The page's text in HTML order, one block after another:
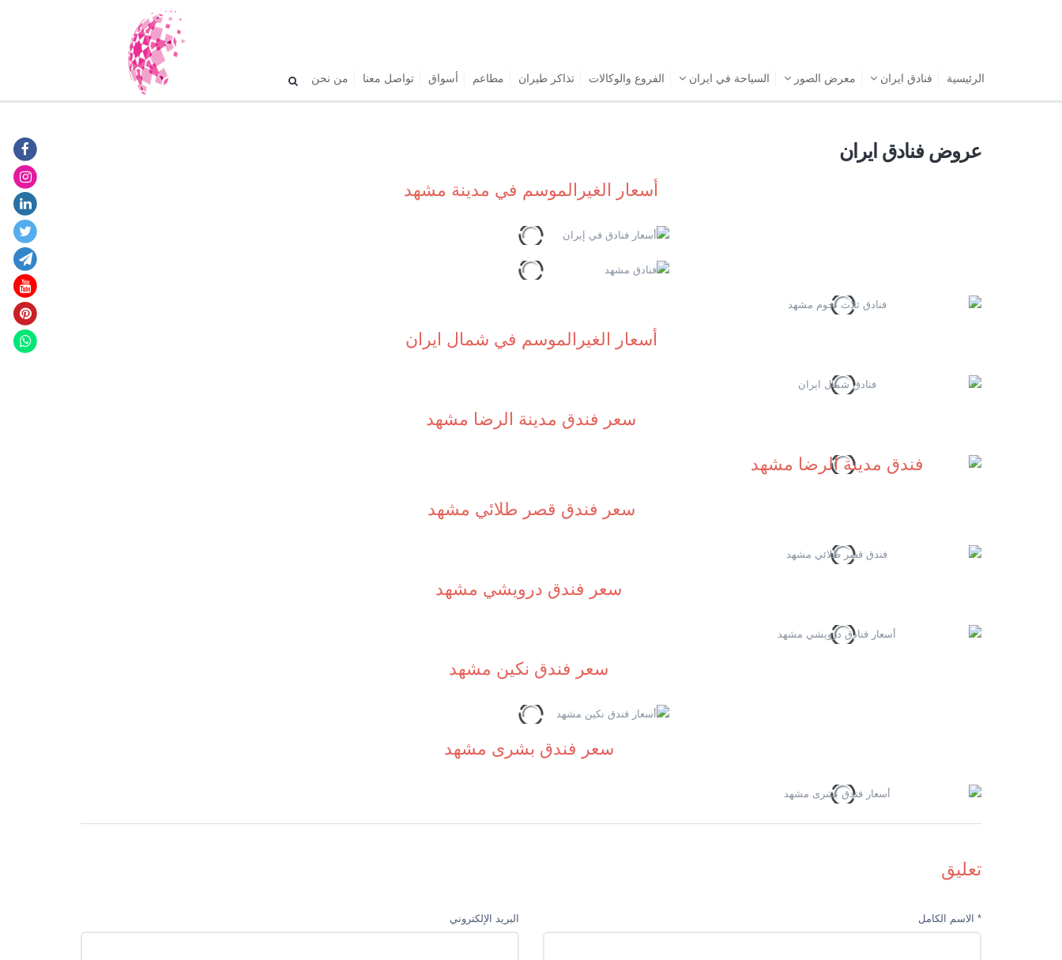
الرئیسیة فنادق ايران معرض الصور السياحة في ايران الفروع والوكالات تذاكر طيران مطاعم أسواق تواصل معنا من نحن
عروض فنادق ايران
أسعار الغيرالموسم في مدينة مشهد
أسعار الغيرالموسم في شمال ايران
سعر فندق مدينة الرضا مشهد
سعر فندق قصر طلائي مشهد
سعر فندق درويشي مشهد
سعر فندق نكين مشهد
سعر فندق بشرى مشهد
تعليق
* الاسم الکامل البريد الإلكتروني